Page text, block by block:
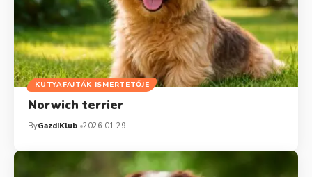
KUTYAFAJTÁK ISMERTETŐJE
Norwich terrier
ByGazdiKlub 2026.01.29.